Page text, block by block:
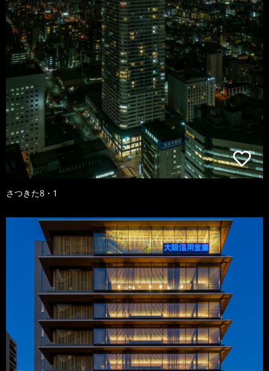
さつきた8・1